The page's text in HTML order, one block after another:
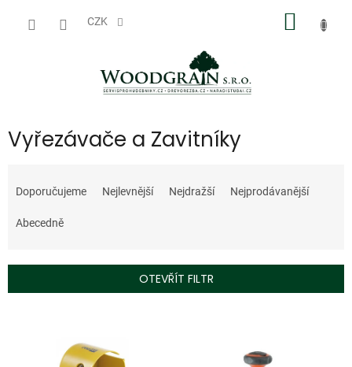
CZK
Vyřezávače a Zavitníky
a
e
í
r
Doporučujeme Nejlevnější Nejdražší Nejprodávanější
Abecedně
OTEVŘÍT FILTR